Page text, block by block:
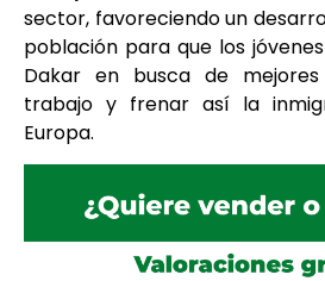
sector, favoreciendo un
población para que los
Dakar en busca de
trabajo y frenar así la
Europa.